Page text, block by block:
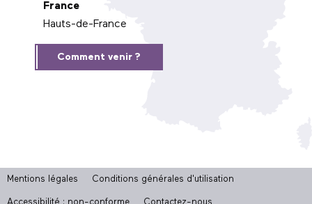
France
Hauts-de-France
Comment venir ?
Mentions légales Conditions générales d'utilisation
Accessibilité : non-conforme Contactez-nous